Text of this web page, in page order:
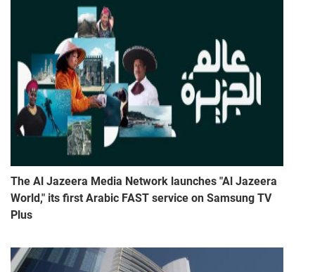
The Al Jazeera Media Network launches "Al Jazeera
World," its first Arabic FAST service on Samsung TV
Plus